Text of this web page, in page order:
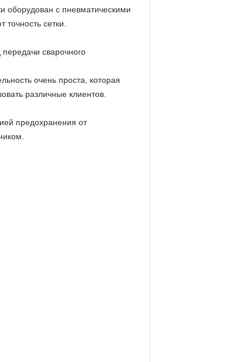
оборудован с пневматическими
сетки.
передачи сварочного
очень проста, которая
различные клиентов.
предохранения от